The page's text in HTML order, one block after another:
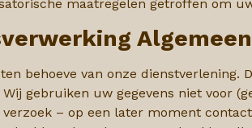
maatregelen getroffen om
behoeve van onze
gebruiken uw gegevens niet voor
– op een later moment